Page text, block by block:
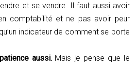
et se vendre. Il faut aussi avoir
comptabilité et ne pas avoir peur
indicateur de comment se porte
aussi.Mais je pense que le